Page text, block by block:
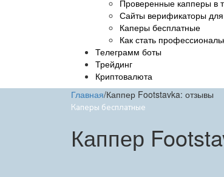
Проверенные капперы в
Сайты верификаторы
Каперы бесплатные
Как стать
Телеграмм боты
Трейдинг
Криптовалюта
Главная/Каппер Footstavka: отзывы
Каперы бесплатные
Каппер